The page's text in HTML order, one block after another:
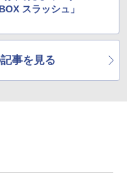
BOX スラッシュ」
事を見る